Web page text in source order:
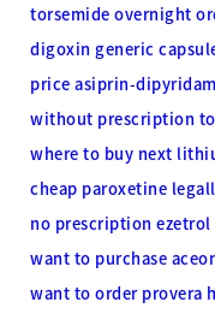
torsemide overnight
digoxin generic
price asiprin-
without prescription
where to buy next
cheap paroxetine
no prescription
want to purchase
want to order provera